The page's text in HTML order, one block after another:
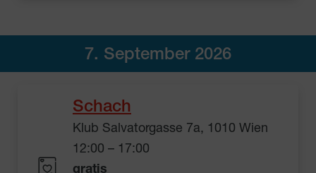
7. September 2026
Schach
Klub Salvatorgasse 7a, 1010 Wien
12:00 – 17:00
gratis